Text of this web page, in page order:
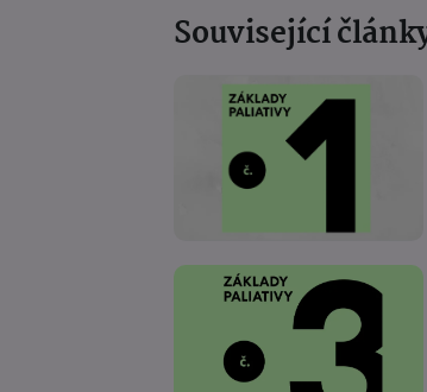
Související